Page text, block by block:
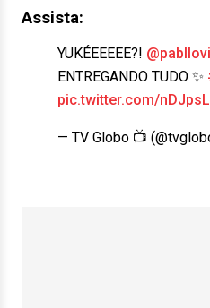
Assista:
YUKÉEEEEE?!
ENTREGANDO TUDO ✨
pic.twitter.com/
— TV Globo 📺